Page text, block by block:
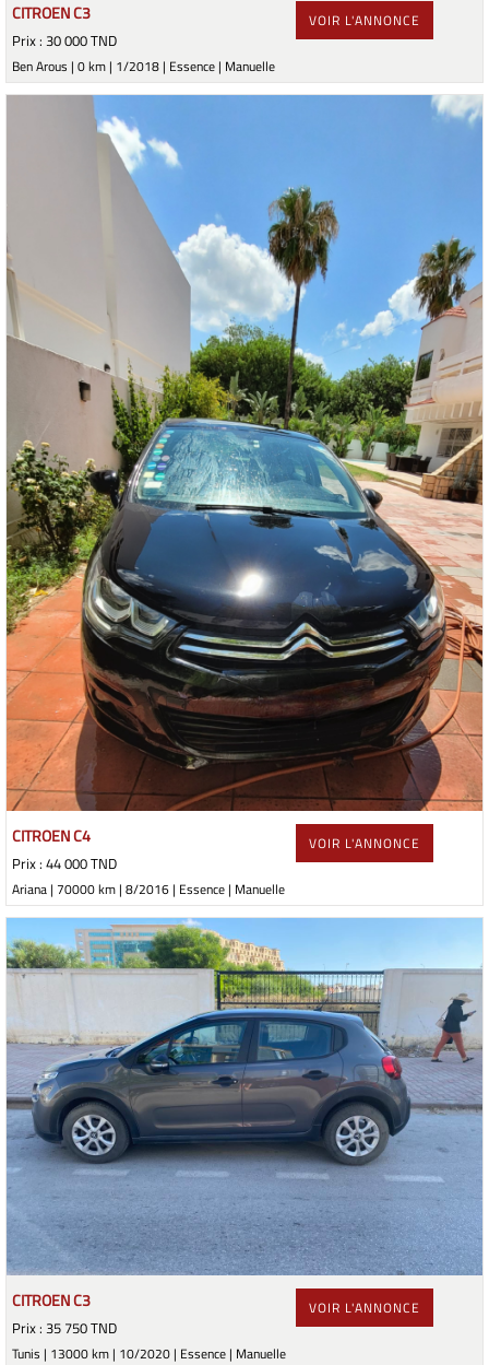
CITROEN C3
Prix : 30 000 TND
Ben Arous | 0 km | 1/2018 | Essence | Manuelle
VOIR L'ANNONCE
CITROEN C4
Prix : 44 000 TND
Ariana | 70000 km | 8/2016 | Essence | Manuelle
VOIR L'ANNONCE
CITROEN C3
Prix : 35 750 TND
Tunis | 13000 km | 10/2020 | Essence | Manuelle
VOIR L'ANNONCE